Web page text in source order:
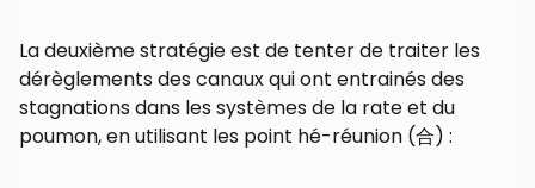
La deuxième stratégie est de tenter de traiter les
dérèglements des canaux qui ont entrainés des
stagnations dans les systèmes de la rate et du
poumon, en utilisant les point hé-réunion (合) :